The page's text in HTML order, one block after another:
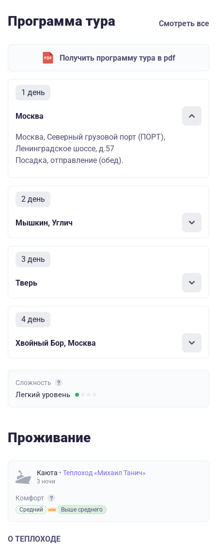
Программа тура Смотреть все
Получить программу тура в pdf
1 день
Москва
Москва, Северный грузовой порт (ПОРТ),
Ленинградское шоссе, д.57
Посадка, отправление (обед).
2 день
Мышкин, Углич
3 день
Тверь
4 день
Хвойный Бор, Москва
Сложность
Легкий уровень
Проживание
Каюта • Теплоход «Михаил Танич»
3 ночи
Комфорт
Средний Выше среднего
О ТЕПЛОХОДЕ